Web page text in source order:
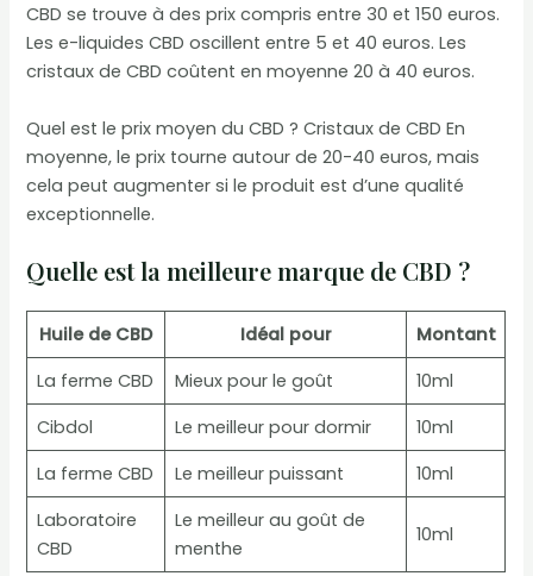
CBD se trouve à des prix compris entre 30 et 150 euros.
Les e-liquides CBD oscillent entre 5 et 40 euros. Les
cristaux de CBD coûtent en moyenne 20 à 40 euros.
Quel est le prix moyen du CBD ? Cristaux de CBD En
moyenne, le prix tourne autour de 20-40 euros, mais
cela peut augmenter si le produit est d’une qualité
exceptionnelle.
Quelle est la meilleure marque de CBD ?
Huile de CBD Idéal pour
Montant
La ferme CBD
Mieux pour le goût
10ml
Cibdol
Le meilleur pour dormir
10ml
La ferme CBD
Le meilleur puissant
10ml
Laboratoire
CBD
Le meilleur au goût de
menthe
10ml